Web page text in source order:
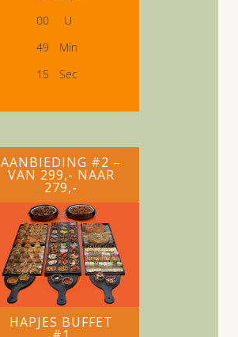
00
U
49
Min
1 4 Sec
AANBIEDING #2 –
VAN 299,- NAAR
279,-
HAPJES BUFFET